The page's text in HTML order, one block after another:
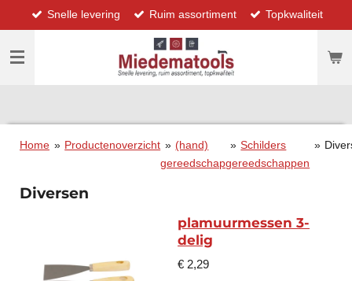
direct
naar
hoofdinhoud
Snelle levering Ruim assortiment Topkwaliteit
Home » Productenoverzicht » (hand)
gereedschap
» Schilders
gereedschappen
»
Diversen
plamuurmessen 3-
delig
€ 2,29